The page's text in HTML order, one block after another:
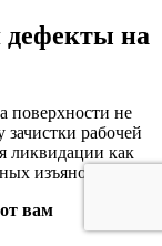
дефекты на
поверхности не
зачистки рабочей
ликвидации как
изъянов.
вам